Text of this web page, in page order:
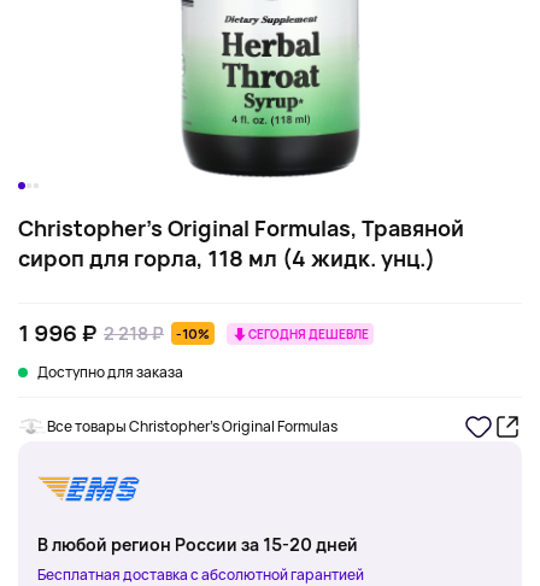
Christopher's Original Formulas, Травяной
сироп для горла, 118 мл (4 жидк. унц.)
1 996 ₽ 2 218 ₽ -10% СЕГОДНЯ ДЕШЕВЛЕ
Доступно для заказа
Все товары Christopher's Original Formulas
В любой регион России за 15-20 дней
Бесплатная доставка с абсолютной гарантией